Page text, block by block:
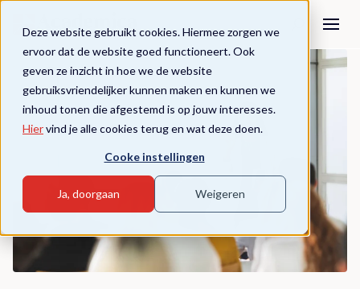
Deze website gebruikt cookies. Hiermee zorgen we
ervoor dat de website goed functioneert. Ook
geven ze inzicht in hoe we de website
gebruiksvriendelijker kunnen maken en kunnen we
inhoud tonen die afgestemd is op jouw interesses.
Hiervind je alle cookies terug en wat deze doen.
Cooke instellingen
Ja, doorgaan Weigeren